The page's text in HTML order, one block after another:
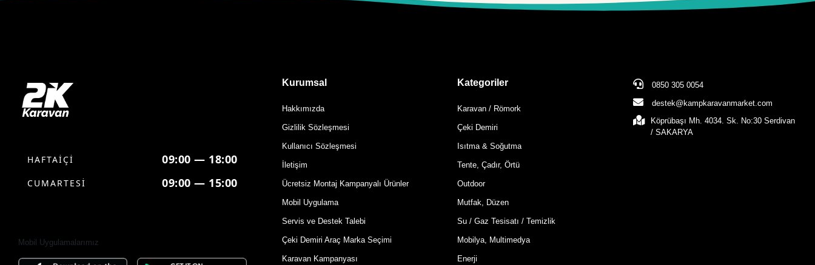
HAFTAİÇİ 09:00 — 18:00
CUMARTESİ 09:00 — 15:00
Mobil Uygulamalarımız
Kurumsal
Hakkımızda
Gizlilik Sözleşmesi
Kullanıcı Sözleşmesi
İletişim
Ücretsiz Montaj Kampanyalı Ürünler
Mobil Uygulama
Servis ve Destek Talebi
Çeki Demiri Araç Marka Seçimi
Karavan Kampanyası
Kategoriler
Karavan / Römork
Çeki Demiri
Isıtma & Soğutma
Tente, Çadır, Örtü
Outdoor
Mutfak, Düzen
Su / Gaz Tesisatı / Temizlik
Mobilya, Multimedya
Enerji
0850 305 0054
destek@kampkaravanmarket.com
Köprübaşı Mh. 4034. Sk. No:30 Serdivan
/ SAKARYA